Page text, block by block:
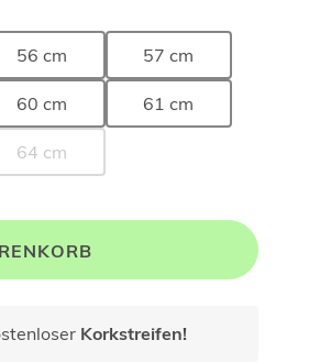
56 cm 57 cm
60 cm 61 cm
64 cm
Korkstreifen!